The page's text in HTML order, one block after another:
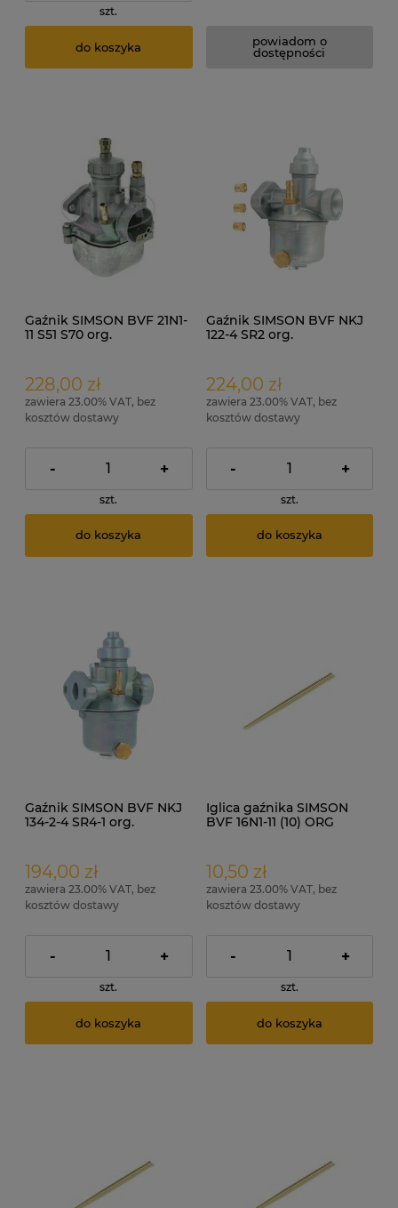
szt.
do koszyka
powiadom o
dostępności
Gaźnik SIMSON BVF 21N1-
11 S51 S70 org.
228,00 zł
zawiera 23.00% VAT, bez
kosztów dostawy
- +
szt.
do koszyka
Gaźnik SIMSON BVF NKJ
122-4 SR2 org.
224,00 zł
zawiera 23.00% VAT, bez
kosztów dostawy
- +
szt.
do koszyka
Gaźnik SIMSON BVF NKJ
134-2-4 SR4-1 org.
194,00 zł
zawiera 23.00% VAT, bez
kosztów dostawy
- +
szt.
do koszyka
Iglica gaźnika SIMSON
BVF 16N1-11 (10) ORG
10,50 zł
zawiera 23.00% VAT, bez
kosztów dostawy
- +
szt.
do koszyka